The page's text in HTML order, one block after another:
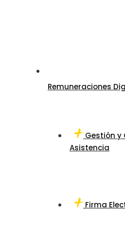
Remuneraciones
Gestión y
Asistencia
Firma